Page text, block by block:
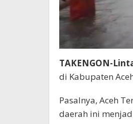
TAKENGON-
di Kabupaten
Pasalnya, Aceh
daerah ini